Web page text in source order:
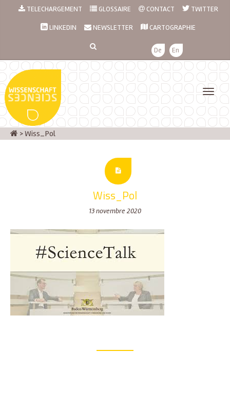
TELECHARGEMENT GLOSSAIRE CONTACT TWITTER
LINKEDIN NEWSLETTER CARTOGRAPHIE
De En
>Wiss_Pol
Wiss_Pol
13 novembre 2020